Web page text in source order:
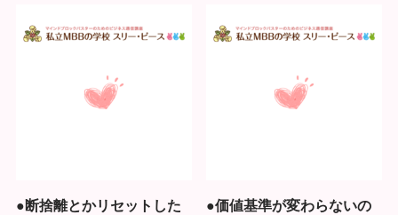
●断捨離とかリセットした
●価値基準が変わらないの